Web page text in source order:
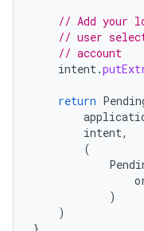
// Add your
// user
// account
intent.
return
intent,
(
)
)